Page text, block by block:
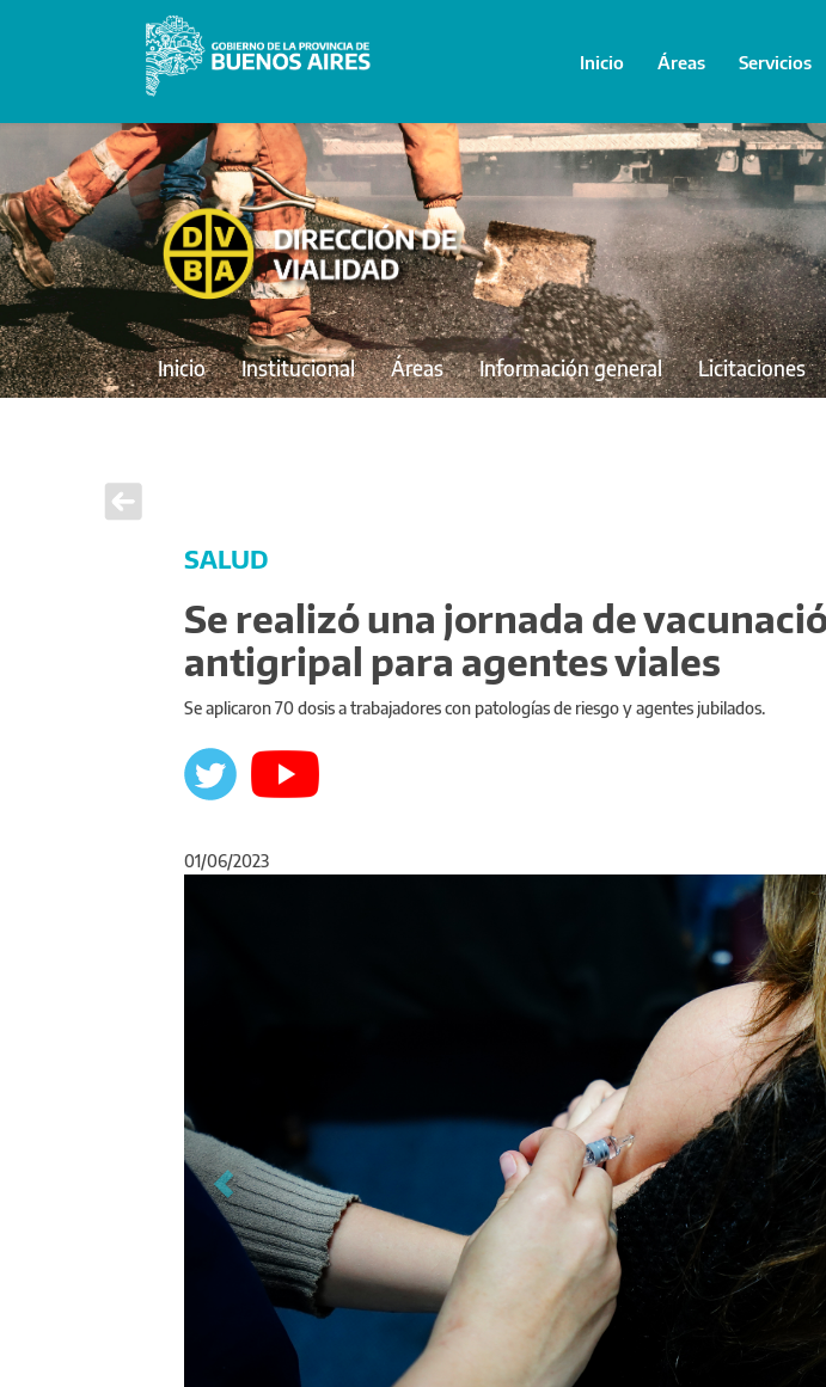
Inicio Áreas Servicios
Inicio Institucional Áreas Información general Licitaciones
SALUD
Se realizó una jornada de
antigripal para agentes viales
Se aplicaron 70 dosis a trabajadores con patologías de riesgo y agentes jubilados.
01/06/2023